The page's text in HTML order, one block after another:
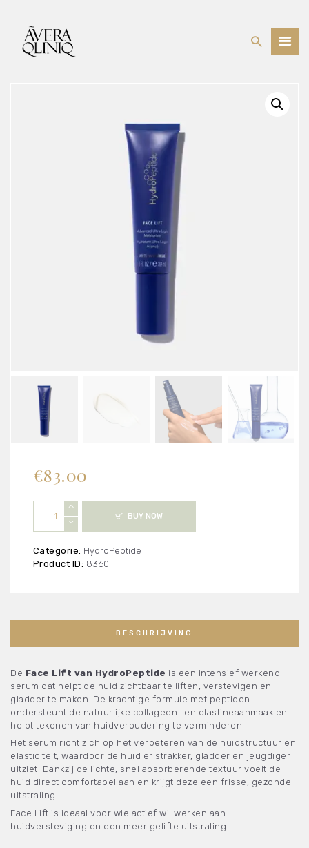
WEBSHOP
OVER ONS
€83.00
HydroPeptide
Face
Lift
aantal
BUY NOW
Categorie: HydroPeptide
Product ID: 8360
BESCHRIJVING
De Face Lift van HydroPeptide is een intensief werkend
serum dat helpt de huid zichtbaar te liften, verstevigen en
gladder te maken. De krachtige formule met peptiden
ondersteunt de natuurlijke collageen- en elastineaanmaak en
helpt tekenen van huidveroudering te verminderen.
Het serum richt zich op het verbeteren van de huidstructuur en
elasticiteit, waardoor de huid er strakker, gladder en jeugdiger
uitziet. Dankzij de lichte, snel absorberende textuur voelt de
huid direct comfortabel aan en krijgt deze een frisse, gezonde
uitstraling.
Face Lift is ideaal voor wie actief wil werken aan
huidversteviging en een meer gelifte uitstraling.